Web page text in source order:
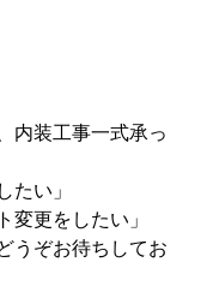
内装工事一式承っ
たい」
変更をしたい」
うぞお待ちしてお